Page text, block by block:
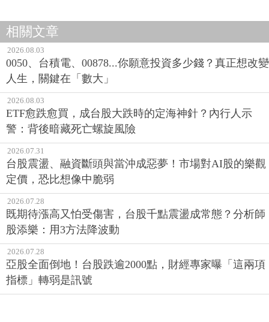
相關文章
2026.08.03
0050、台積電、00878...你願意投資多少錢？真正想改變
人生，關鍵在「數大」
2026.08.03
ETF愈跌愈買，成台股大跌時的定海神針？內行人示
警：背後暗藏死亡螺旋風險
2026.07.31
台股震盪、融資斷頭與當沖成惡夢！市場對AI股的樂觀
定價，恐比想像中脆弱
2026.07.28
既期待漲高又怕受傷害，台股千點震盪成常態？分析師
股添樂：用3方法降波動
2026.07.28
亞股全面倒地！台股跌逾2000點，財經專家曝「這兩項
指標」轉弱是訊號